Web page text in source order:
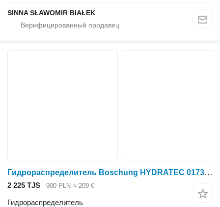
SINNA SŁAWOMIR BIAŁEK
Гидрораспределитель Boschung HYDRATEC 01732.0010 3552001270 4002800000 для трактора колесного
2 225 TJS 900 PLN ≈ 209 €
Гидрораспределитель